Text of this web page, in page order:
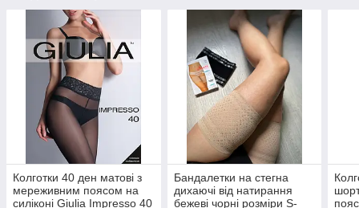
Колготки 40 ден матові з
мереживним поясом на
силіконі Giulia Impresso 40
Бандалетки на стегна
дихаючі від натирання
бежеві чорні розміри S-